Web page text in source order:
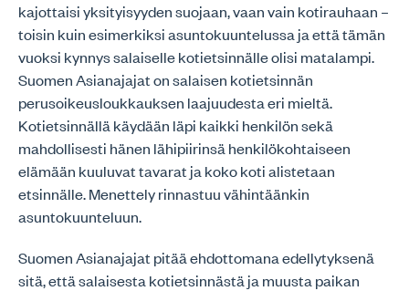
kajottaisi yksityisyyden suojaan, vaan vain kotirauhaan –
toisin kuin esimerkiksi asuntokuuntelussa ja että tämän
vuoksi kynnys salaiselle kotietsinnälle olisi matalampi.
Suomen Asianajajat on salaisen kotietsinnän
perusoikeusloukkauksen laajuudesta eri mieltä.
Kotietsinnällä käydään läpi kaikki henkilön sekä
mahdollisesti hänen lähipiirinsä henkilökohtaiseen
elämään kuuluvat tavarat ja koko koti alistetaan
etsinnälle. Menettely rinnastuu vähintäänkin
asuntokuunteluun.
Suomen Asianajajat pitää ehdottomana edellytyksenä
sitä, että salaisesta kotietsinnästä ja muusta paikan